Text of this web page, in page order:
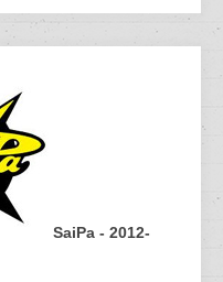
SaiPa - 2012-